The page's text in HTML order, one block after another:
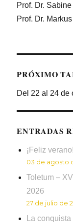
Prof. Dr.
Prof. Dr.
PRÓXIMO
Del 22 al 24 de
ENTRADAS
¡Feliz
03 de agosto
Toletum –
2026
27 de julio de
La